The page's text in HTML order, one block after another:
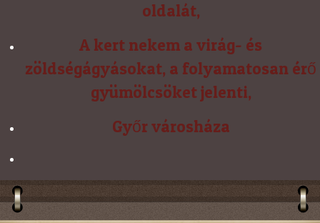
oldalát,
A kert nekem a virág- és
zöldségágyásokat, a folyamatosan érő
gyümölcsöket jelenti,
Győr városháza